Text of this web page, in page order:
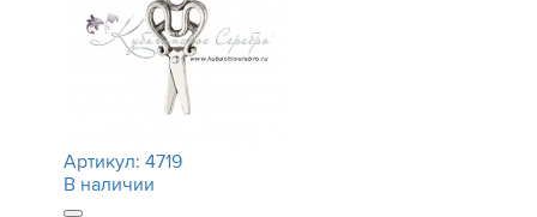
Артикул: 4719
В наличии